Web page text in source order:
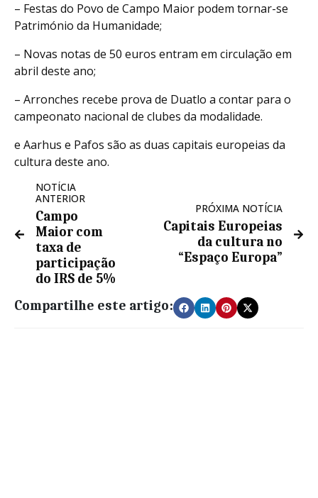
– Festas do Povo de Campo Maior podem tornar-se
Património da Humanidade;
– Novas notas de 50 euros entram em circulação em
abril deste ano;
– Arronches recebe prova de Duatlo a contar para o
campeonato nacional de clubes da modalidade.
e Aarhus e Pafos são as duas capitais europeias da
cultura deste ano.
NOTÍCIA
ANTERIOR
Campo
Maior com
taxa de
participação
do IRS de 5%
PRÓXIMA NOTÍCIA
Capitais Europeias
da cultura no
“Espaço Europa”
Compartilhe este artigo: